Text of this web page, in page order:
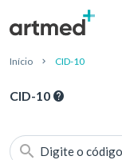
Início CID-10
CID-10
Digite o